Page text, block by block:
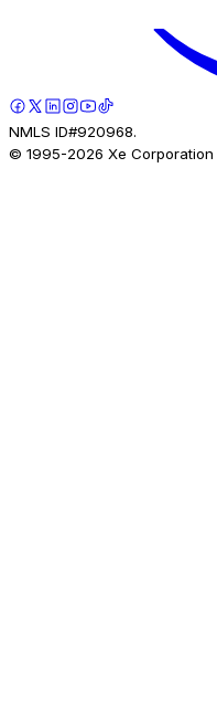
NMLS ID#920968.
© 1995-2026 Xe Corporation